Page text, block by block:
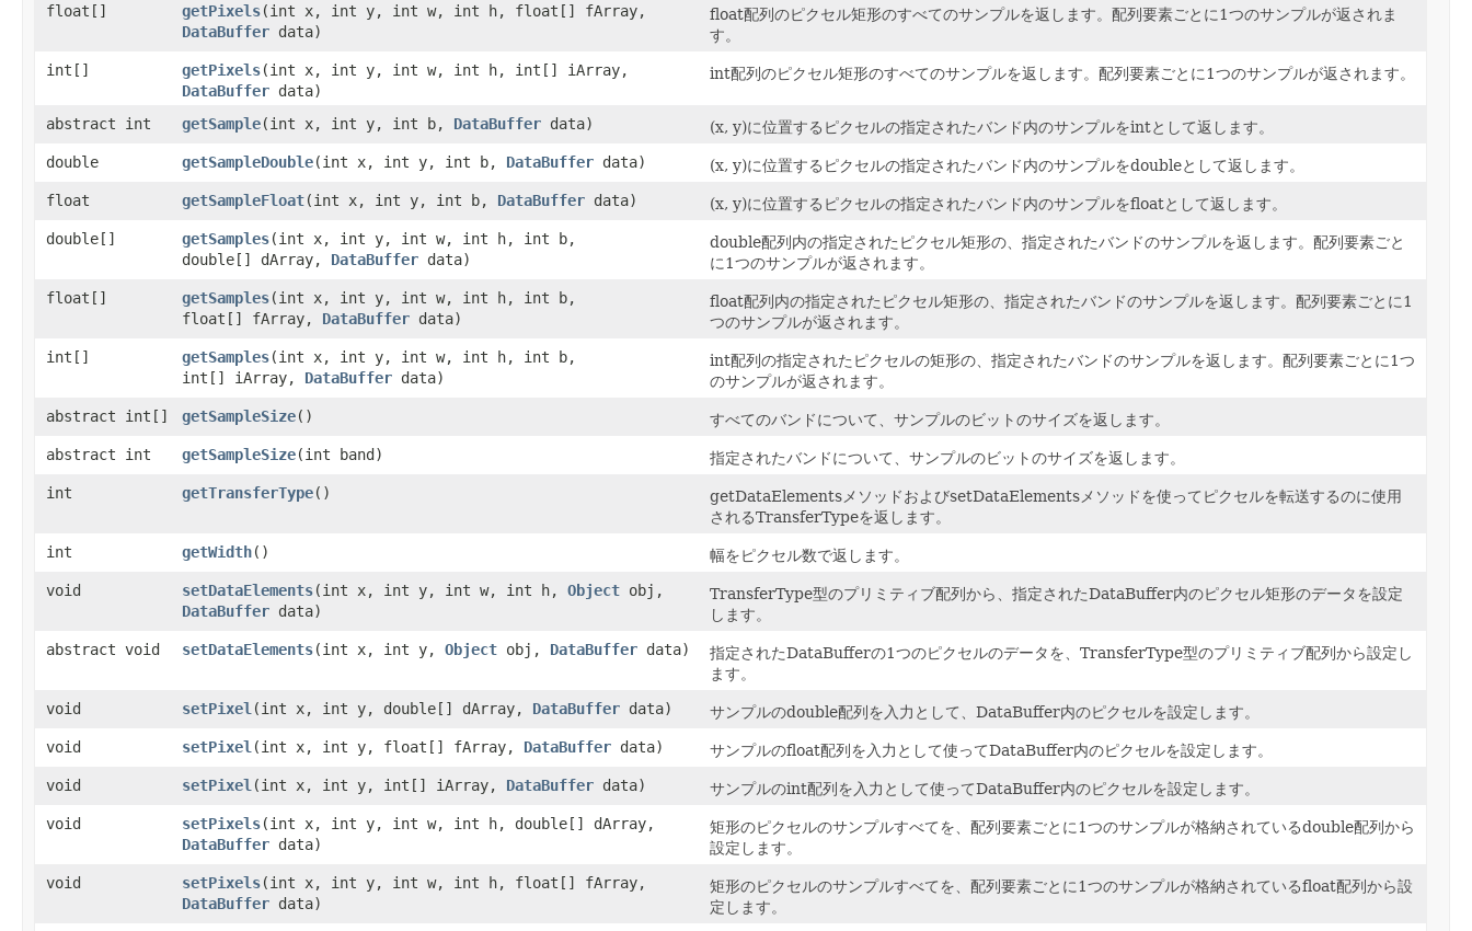
float[]
getPixels​(int x, int y, int w, int h, float[] fArray,
DataBuffer data)
float配列のピクセル矩形のすべてのサンプルを返します。配列要素ごとに1つのサンプルが返されま
す。
int[]
getPixels​(int x, int y, int w, int h, int[] iArray,
DataBuffer data)
int配列のピクセル矩形のすべてのサンプルを返します。配列要素ごとに1つのサンプルが返されます。
abstract int getSample​(int x, int y, int b, DataBuffer data)
(x, y)に位置するピクセルの指定されたバンド内のサンプルをintとして返します。
double
getSampleDouble​(int x, int y, int b, DataBuffer data)
(x, y)に位置するピクセルの指定されたバンド内のサンプルをdoubleとして返します。
float
getSampleFloat​(int x, int y, int b, DataBuffer data)
(x, y)に位置するピクセルの指定されたバンド内のサンプルをfloatとして返します。
double[]
getSamples​(int x, int y, int w, int h, int b,
double[] dArray, DataBuffer data)
double配列内の指定されたピクセル矩形の、指定されたバンドのサンプルを返します。配列要素ごと
に1つのサンプルが返されます。
float[]
getSamples​(int x, int y, int w, int h, int b,
float[] fArray, DataBuffer data)
float配列内の指定されたピクセル矩形の、指定されたバンドのサンプルを返します。配列要素ごとに1
つのサンプルが返されます。
int[]
getSamples​(int x, int y, int w, int h, int b,
int[] iArray, DataBuffer data)
int配列の指定されたピクセルの矩形の、指定されたバンドのサンプルを返します。配列要素ごとに1つ
のサンプルが返されます。
abstract int[]
getSampleSize()
すべてのバンドについて、サンプルのビットのサイズを返します。
abstract int
getSampleSize​(int band)
指定されたバンドについて、サンプルのビットのサイズを返します。
int
getTransferType()
getDataElementsメソッドおよびsetDataElementsメソッドを使ってピクセルを転送するのに使用
されるTransferTypeを返します。
int
getWidth()
幅をピクセル数で返します。
void
setDataElements​(int x, int y, int w, int h, Object obj,
DataBuffer data)
TransferType型のプリミティブ配列から、指定されたDataBuffer内のピクセル矩形のデータを設定
します。
abstract void
setDataElements​(int x, int y, Object obj, DataBuffer data)
指定されたDataBufferの1つのピクセルのデータを、TransferType型のプリミティブ配列から設定し
ます。
void
setPixel ​(int x, int y, double[] dArray, DataBuffer data)
サンプルのdouble配列を入力として、DataBuffer内のピクセルを設定します。
void
setPixel ​(int x, int y, float[] fArray, DataBuffer data)
サンプルのfloat配列を入力として使ってDataBuffer内のピクセルを設定します。
void
setPixel ​(int x, int y, int[] iArray, DataBuffer data)
サンプルのint配列を入力として使ってDataBuffer内のピクセルを設定します。
void
setPixels​(int x, int y, int w, int h, double[] dArray,
DataBuffer data)
矩形のピクセルのサンプルすべてを、配列要素ごとに1つのサンプルが格納されているdouble配列から
設定します。
void
setPixels​(int x, int y, int w, int h, float[] fArray,
DataBuffer data)
矩形のピクセルのサンプルすべてを、配列要素ごとに1つのサンプルが格納されているfloat配列から設
定します。